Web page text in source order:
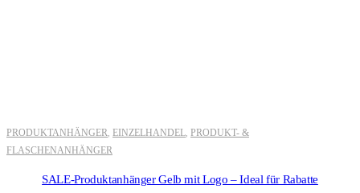
PRODUKTANHÄNGER EINZELHANDEL PRODUKT- &
FLASCHENANHÄNGER
SALE-Produktanhänger Gelb mit Logo – Ideal für Rabatte